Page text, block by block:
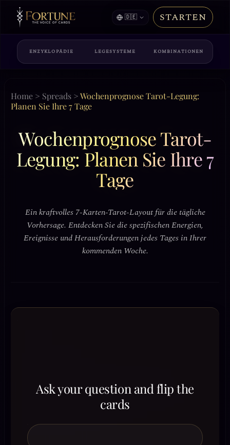
🇩🇪 STARTEN
ENZYKLOPÄDIE LEGESYSTEME KOMBINATIONEN
Home > Spreads >Wochenprognose Tarot-Legung:
Planen Sie Ihre 7 Tage
Wochenprognose Tarot-
Legung: Planen Sie Ihre 7
Tage
Ein kraftvolles 7-Karten-Tarot-Layout für die tägliche
Vorhersage. Entdecken Sie die spezifischen Energien,
Ereignisse und Herausforderungen jedes Tages in Ihrer
kommenden Woche.
Ask your question and flip the
cards